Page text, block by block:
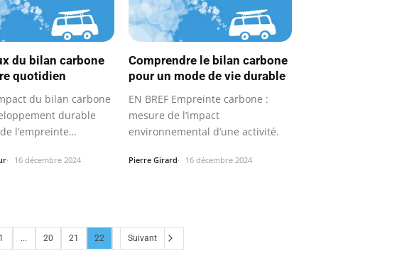
du bilan carbone
quotidien
du bilan carbone
durable
l’empreinte
16 décembre 2024
Comprendre le bilan carbone
pour un mode de vie durable
EN BREF Empreinte carbone :
mesure de l’impact
environnemental d’une activité.
Pierre Girard 16 décembre 2024
1 ... 20 21 22 Suivant